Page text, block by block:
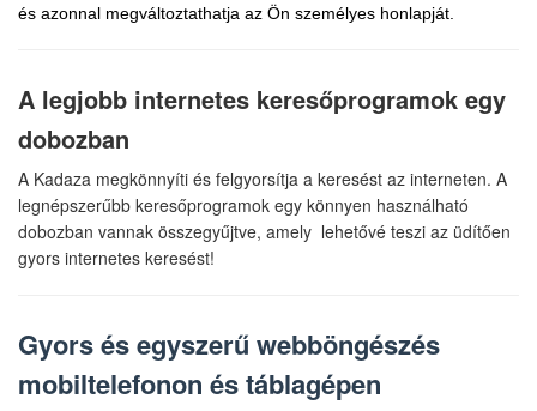
és azonnal megváltoztathatja az Ön személyes honlapját.
A legjobb internetes keresőprogramok egy
dobozban
A Kadaza megkönnyíti és felgyorsítja a keresést az interneten. A
legnépszerűbb keresőprogramok egy könnyen használható
dobozban vannak összegyűjtve, amely lehetővé teszi az üdítően
gyors internetes keresést!
Gyors és egyszerű webböngészés
mobiltelefonon és táblagépen